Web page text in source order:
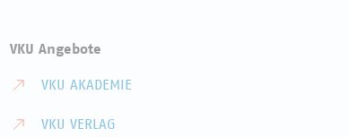
VKU Angebote
VKU AKADEMIE
VKU VERLAG